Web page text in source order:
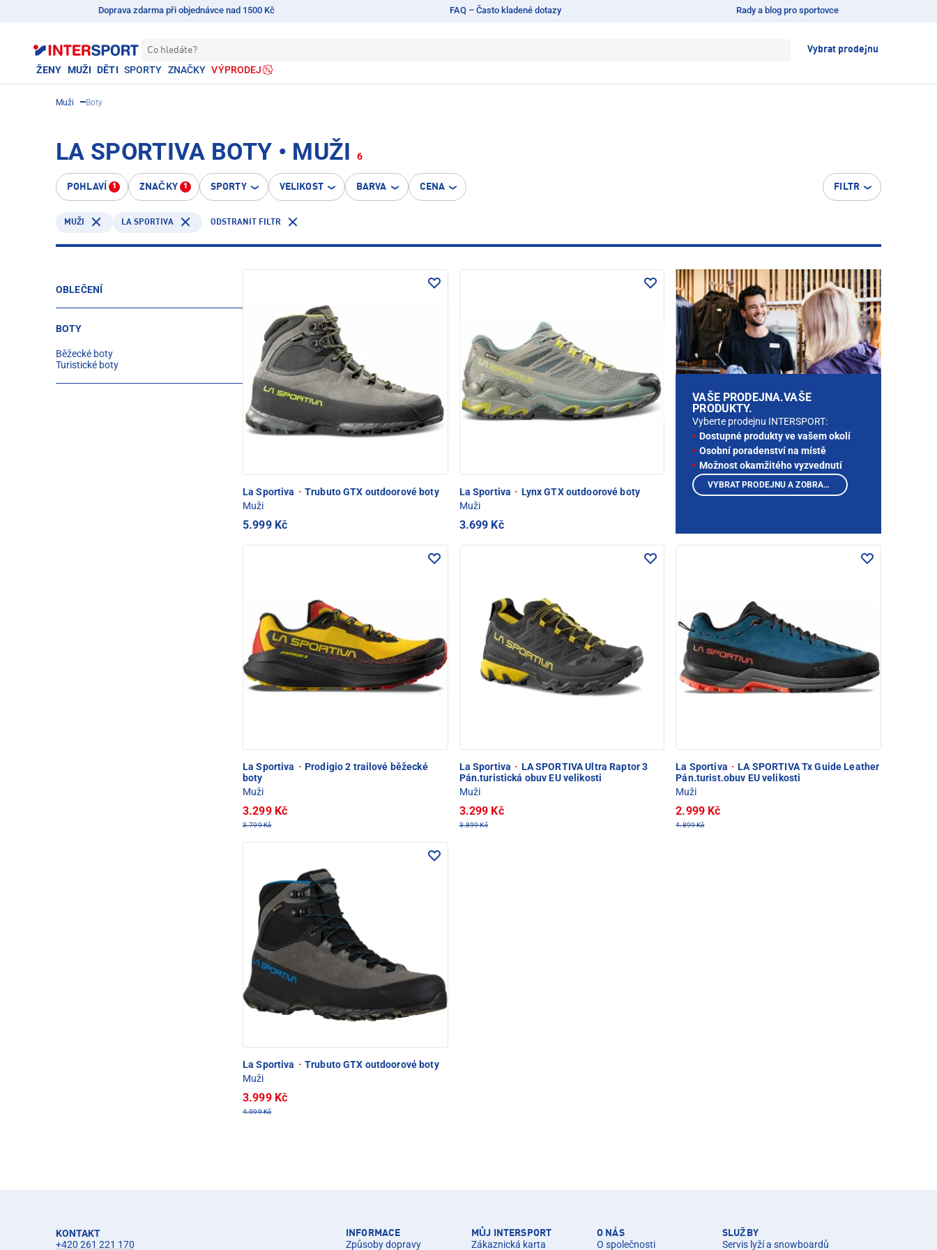
Doprava zdarma při objednávce nad 1500 Kč FAQ – Často kladené dotazy Rady a blog pro sportovce
Co hledáte? Vybrat prodejnu
ŽENY MUŽI DĚTI SPORTY ZNAČKY VÝPRODEJ
Muži Boty
LA SPORTIVA BOTY • MUŽI 6
POHLAVÍ 1 ZNAČKY 1 SPORTY VELIKOST BARVA CENA FILTR
MUŽI LA SPORTIVA ODSTRANIT FILTR
OBLEČENÍ
BOTY
Běžecké boty
Turistické boty
La Sportiva · Trubuto GTX outdoorové boty
Muži
5.999 Kč
La Sportiva · Lynx GTX outdoorové boty
Muži
3.699 Kč
La Sportiva · Prodigio 2 trailové běžecké
boty
Muži
3.299 Kč
3.799 Kč
La Sportiva · LA SPORTIVA Ultra Raptor 3
Pán.turistická obuv EU velikosti
Muži
3.299 Kč
3.899 Kč
La Sportiva · LA SPORTIVA Tx Guide Leather
Pán.turist.obuv EU velikosti
Muži
2.999 Kč
4.899 Kč
La Sportiva · Trubuto GTX outdoorové boty
Muži
3.999 Kč
4.999 Kč
VAŠE PRODEJNA.VAŠE
PRODUKTY.
Vyberte prodejnu INTERSPORT:
Dostupné produkty ve vašem okolí
Osobní poradenství na místě
Možnost okamžitého vyzvednutí
VYBRAT PRODEJNU A ZOBRAZIT PRODUKTY
KONTAKT
+420 261 221 170
INFORMACE
Způsoby dopravy
MŮJ INTERSPORT
Zákaznická karta
O NÁS
O společnosti
SLUŽBY
Servis lyží a snowboardů